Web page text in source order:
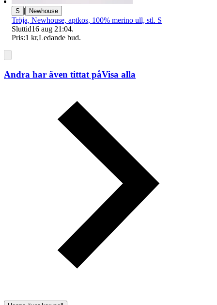
S | Newhouse
Tröja, Newhouse, aptkos, 100% merino ull, stl. S
Sluttid16 aug 21:04.
Pris:1 kr,Ledande bud.
Andra har även tittat påVisa alla